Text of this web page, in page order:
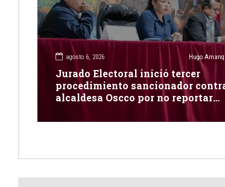
agosto 6, 2026 Hugo
Jurado Electoral inició tercer
procedimiento sancionador
alcaldesa Oscco por no reportar